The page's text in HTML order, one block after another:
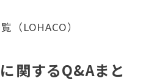
（LOHACO）
関するQ&Aまと